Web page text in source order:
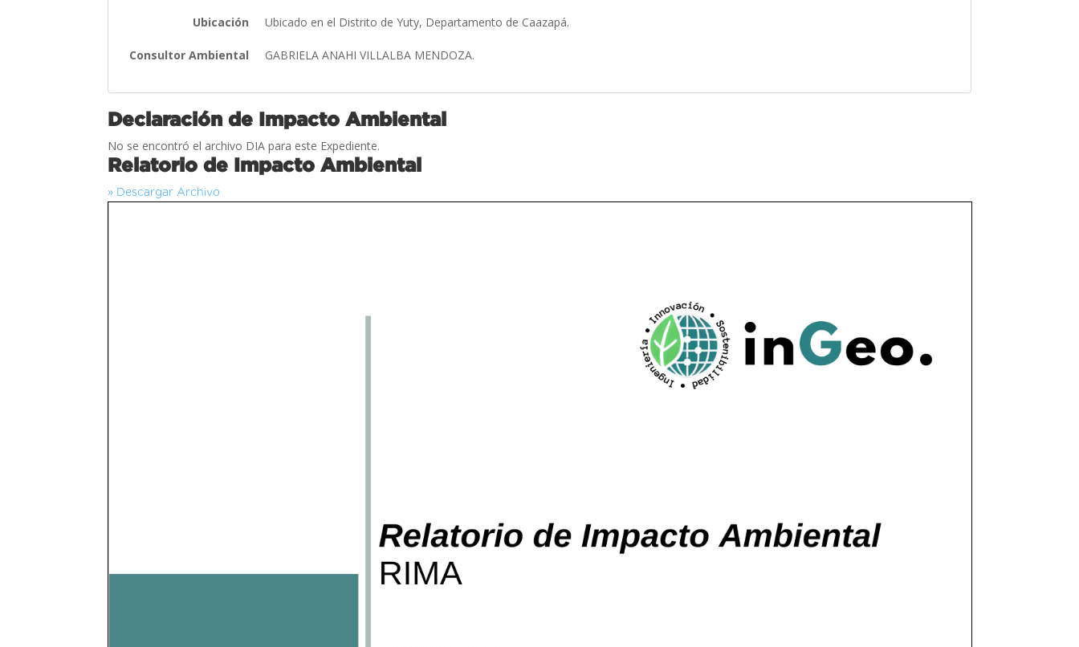
Ubicación Ubicado en el Distrito de Yuty, Departamento de Caazapá.
Consultor Ambiental GABRIELA ANAHI VILLALBA MENDOZA.
Declaración de Impacto Ambiental
No se encontró el archivo DIA para este Expediente.
Relatorio de Impacto Ambiental
» Descargar Archivo